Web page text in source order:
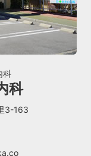
科
科
3-163